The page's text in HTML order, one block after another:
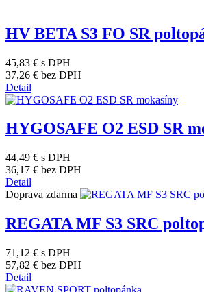
HV BETA S3 FO SR
45,83 € s DPH
37,26 € bez DPH
Detail
HYGOSAFE O2 ESD SR
44,49 € s DPH
36,17 € bez DPH
Detail
Doprava zdarma
REGATA MF S3 SRC
71,12 € s DPH
57,82 € bez DPH
Detail